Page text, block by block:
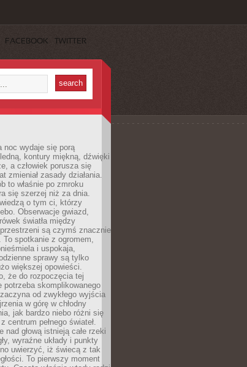
FACEBOOK TWITTER
noc wydaje się porą
kontury miękną, dźwięki
a człowiek porusza się
zmieniał zasady działania.
to właśnie po zmroku
się szerzej niż za dnia.
o tym ci, którzy
Obserwacje gwiazd,
światła między
są czymś znacznie
spotkanie z ogromem,
i uspokaja,
sprawy są tylko
większej opowieści.
że do rozpoczęcia tej
potrzeba skomplikowanego
od zwykłego wyjścia
w górę w chłodny
jak bardzo niebo różni się
centrum pełnego świateł.
nad głową istnieją całe rzeki
wyraźne układy i punkty
uwierzyć, iż świecą z tak
To pierwszy moment